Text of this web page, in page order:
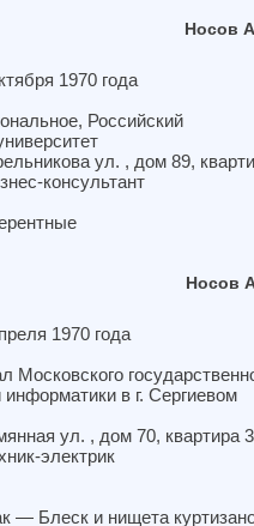
Носов
1970 года
Российский
ул. , дом 89,
консультант
Носов
1970 года
Московского
в г. Сергиевом
ул. , дом 70, квартира
электрик
— Блеск и нищета